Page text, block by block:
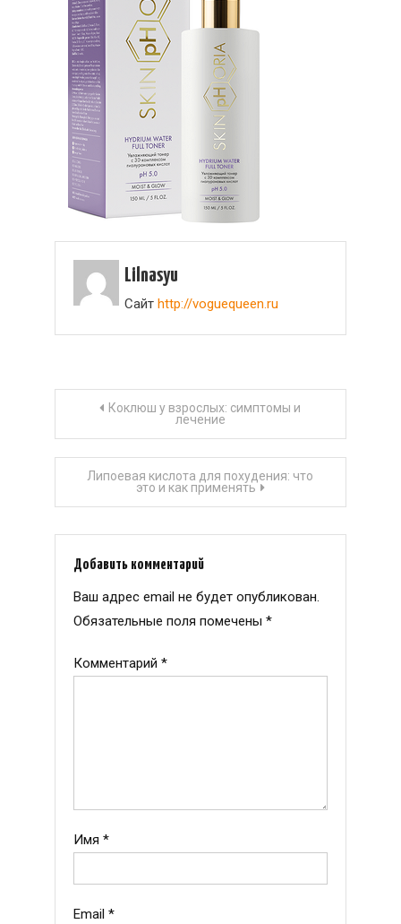
Lilnasyu
Сайт http://voguequeen.ru
Навигация
записям
Коклюш у взрослых: симптомы и
лечение
Липоевая кислота для похудения: что
это и как применять
Добавить комментарий
Ваш адрес email не будет опубликован.
Обязательные поля помечены *
Комментарий *
Имя *
Email *